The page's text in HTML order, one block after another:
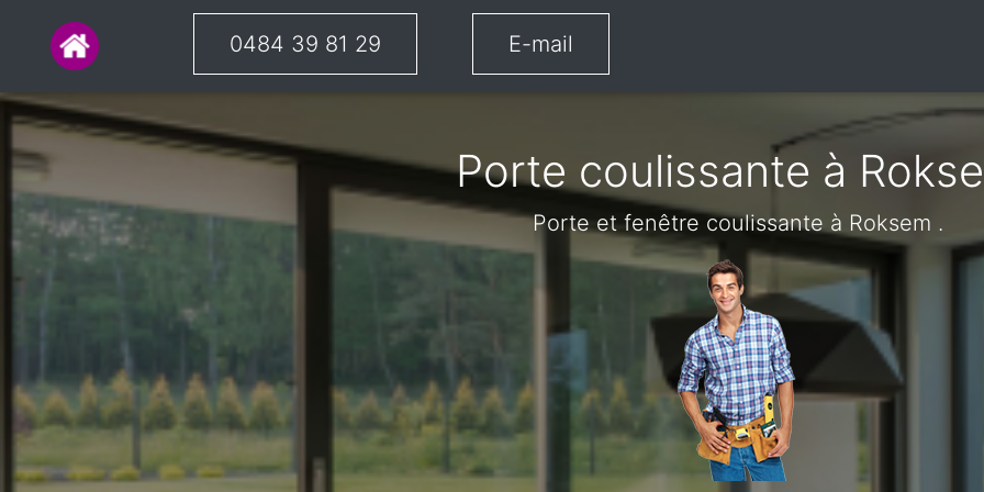
0484 39 81 29 E-mail
Porte coulissante à
Porte et fenêtre coulissante à Roksem .